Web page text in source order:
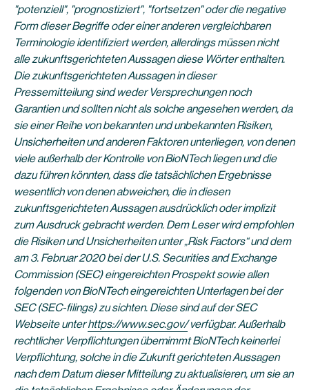
"potenziell", "prognostiziert", "fortsetzen" oder die negative
Form dieser Begriffe oder einer anderen vergleichbaren
Terminologie identifiziert werden, allerdings müssen nicht
alle zukunftsgerichteten Aussagen diese Wörter enthalten.
Die zukunftsgerichteten Aussagen in dieser
Pressemitteilung sind weder Versprechungen noch
Garantien und sollten nicht als solche angesehen werden, da
sie einer Reihe von bekannten und unbekannten Risiken,
Unsicherheiten und anderen Faktoren unterliegen, von denen
viele außerhalb der Kontrolle von BioNTech liegen und die
dazu führen könnten, dass die tatsächlichen Ergebnisse
wesentlich von denen abweichen, die in diesen
zukunftsgerichteten Aussagen ausdrücklich oder implizit
zum Ausdruck gebracht werden. Dem Leser wird empfohlen
die Risiken und Unsicherheiten unter „Risk Factors“ und dem
am 3. Februar 2020 bei der U.S. Securities and Exchange
Commission (SEC) eingereichten Prospekt sowie allen
folgenden von BioNTech eingereichten Unterlagen bei der
SEC (SEC-filings) zu sichten. Diese sind auf der SEC
Webseite unterhttps://www.sec.gov/verfügbar. Außerhalb
rechtlicher Verpflichtungen übernimmt BioNTech keinerlei
Verpflichtung, solche in die Zukunft gerichteten Aussagen
nach dem Datum dieser Mitteilung zu aktualisieren, um sie an